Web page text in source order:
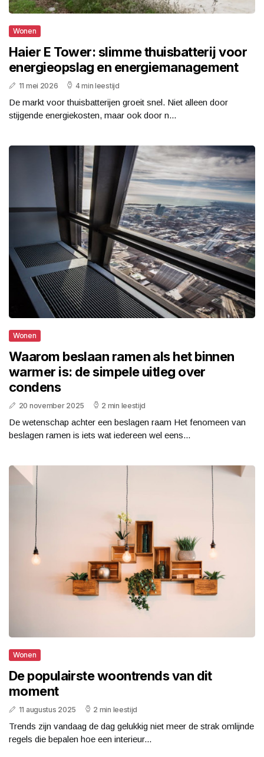
Wonen
Haier E Tower: slimme thuisbatterij voor
energieopslag en energiemanagement
11 mei 2026 4 min leestijd
De markt voor thuisbatterijen groeit snel. Niet alleen door
stijgende energiekosten, maar ook door n...
Wonen
Waarom beslaan ramen als het binnen
warmer is: de simpele uitleg over
condens
20 november 2025 2 min leestijd
De wetenschap achter een beslagen raam Het fenomeen van
beslagen ramen is iets wat iedereen wel eens...
Wonen
De populairste woontrends van dit
moment
11 augustus 2025 2 min leestijd
Trends zijn vandaag de dag gelukkig niet meer de strak omlijnde
regels die bepalen hoe een interieur...